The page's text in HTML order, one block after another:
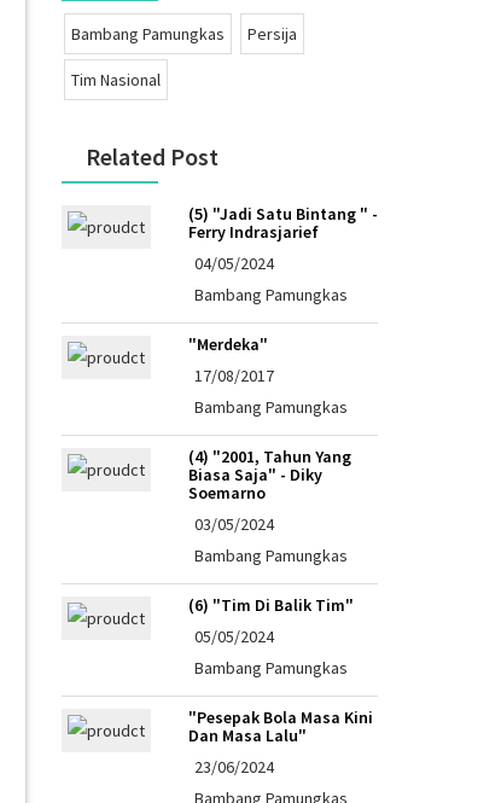
Bambang Pamungkas Persija
Tim Nasional
Related Post
(5) "Jadi Satu Bintang " -
Ferry Indrasjarief
04/05/2024
Bambang Pamungkas
"Merdeka"
17/08/2017
Bambang Pamungkas
(4) "2001, Tahun Yang
Biasa Saja" - Diky
Soemarno
03/05/2024
Bambang Pamungkas
(6) "Tim Di Balik Tim"
05/05/2024
Bambang Pamungkas
"Pesepak Bola Masa Kini
Dan Masa Lalu"
23/06/2024
Bambang Pamungkas